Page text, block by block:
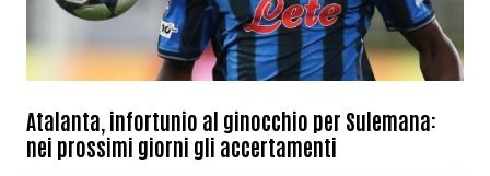
Atalanta, infortunio al ginocchio per Sulemana:
nei prossimi giorni gli accertamenti